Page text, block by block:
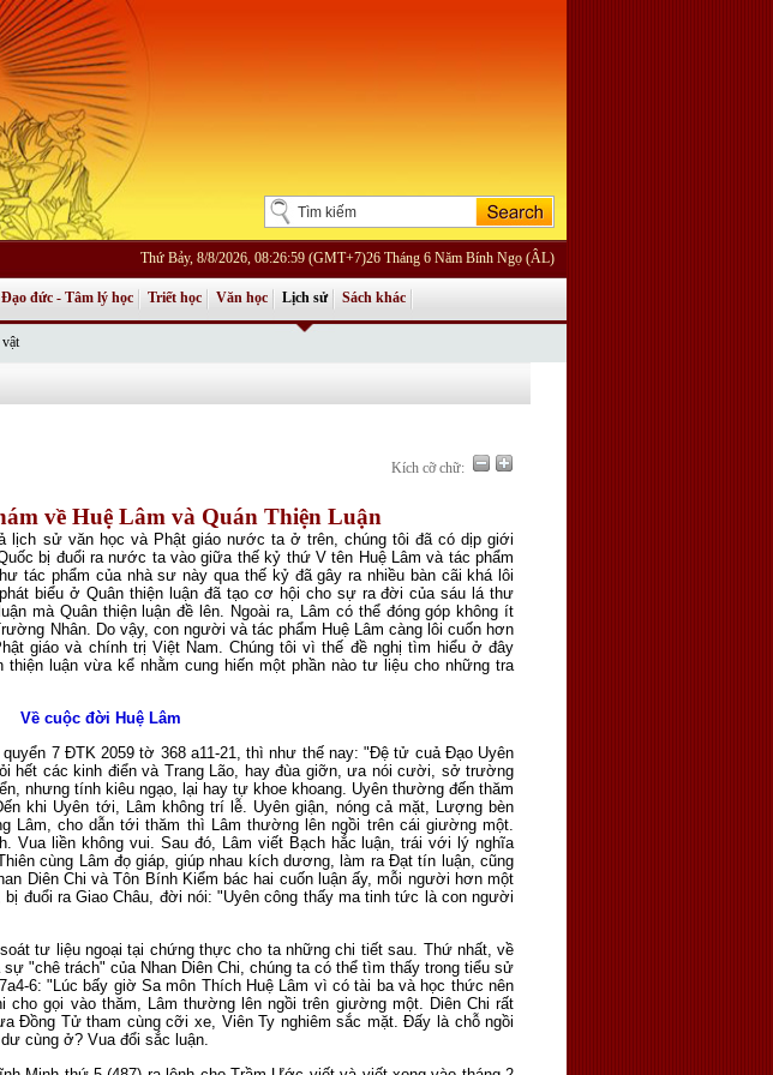
Thứ Bảy, 8/8/2026, 08:26:59 (GMT+7)26 Tháng 6 Năm Bính Ngọ (ÂL)
Đạo đức - Tâm lý học Triết học Văn học Lịch sử Sách khác
Kích cỡ chữ:
về Huệ Lâm và Quán Thiện Luận
lịch sử văn học và Phật giáo nước ta ở trên, chúng tôi đã có dịp giới
bị đuổi ra nước ta vào giữa thế kỷ thứ V tên Huệ Lâm và tác phẩm
tác phẩm của nhà sư này qua thế kỷ đã gây ra nhiều bàn cãi khá lôi
biểu ở Quân thiện luận đã tạo cơ hội cho sự ra đời của sáu lá thư
mà Quân thiện luận đề lên. Ngoài ra, Lâm có thể đóng góp không ít
Nhân. Do vậy, con người và tác phẩm Huệ Lâm càng lôi cuốn hơn
giáo và chính trị Việt Nam. Chúng tôi vì thế đề nghị tìm hiểu ở đây
luận vừa kể nhằm cung hiến một phần nào tư liệu cho những tra
Về cuộc đời Huệ Lâm
7 ĐTK 2059 tờ 368 a11-21, thì như thế nay: "Đệ tử cuả Đạo Uyên
hết các kinh điển và Trang Lão, hay đùa giỡn, ưa nói cười, sở trường
nhưng tính kiêu ngạo, lại hay tự khoe khoang. Uyên thường đến thăm
khi Uyên tới, Lâm không trí lễ. Uyên giận, nóng cả mặt, Lượng bèn
Lâm, cho dẫn tới thăm thì Lâm thường lên ngồi trên cái giường một.
Vua liền không vui. Sau đó, Lâm viết Bạch hắc luận, trái với lý nghĩa
cùng Lâm đọ giáp, giúp nhau kích dương, làm ra Đạt tín luận, cũng
Diên Chi và Tôn Bính Kiểm bác hai cuốn luận ấy, mỗi người hơn một
đuổi ra Giao Châu, đời nói: "Uyên công thấy ma tinh tức là con người
tư liệu ngoại tại chứng thực cho ta những chi tiết sau. Thứ nhất, về
"chê trách" của Nhan Diên Chi, chúng ta có thể tìm thấy trong tiểu sử
6: "Lúc bấy giờ Sa môn Thích Huệ Lâm vì có tài ba và học thức nên
gọi vào thăm, Lâm thường lên ngồi trên giường một. Diên Chi rất
Đồng Tử tham cùng cỡi xe, Viên Ty nghiêm sắc mặt. Đấy là chỗ ngồi
cùng ở? Vua đổi sắc luận.